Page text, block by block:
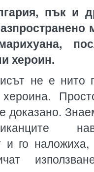
пък и
хероин.
не е нито
доказано.
и го